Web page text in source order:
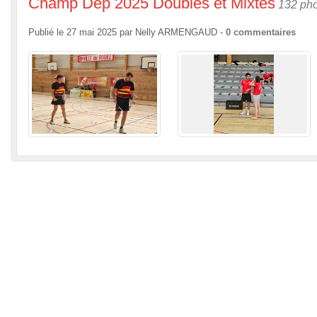
132
Publié le 27 mai 2025 par Nelly ARMENGAUD - 0 commentaires